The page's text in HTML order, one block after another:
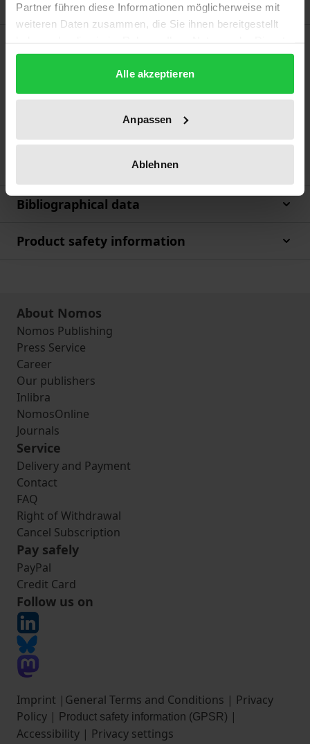
Partner führen diese Informationen möglicherweise mit
weiteren Daten zusammen, die Sie ihnen bereitgestellt
gesammelt haben.
Alle akzeptieren
Anpassen
Ablehnen
Von der Motionsmaschine zum
Fitneß-Studio -Lötzerich, H.:Wird in Fitneß-Studios
Mickler, W./Moser, T.:
Studios attraktiv sind – Eine
motivationspsychologische Analyse.
Bibliographical data
Product safety information
About Nomos
Nomos Publishing
Press Service
Career
Our publishers
Inlibra
NomosOnline
Journals
Service
Delivery and Payment
Contact
FAQ
Right of Withdrawal
Cancel Subscription
Pay safely
PayPal
Credit Card
Follow us on
Imprint | General Terms and Conditions | Privacy
Policy | Product safety information (GPSR) |
Accessibility | Privacy settings